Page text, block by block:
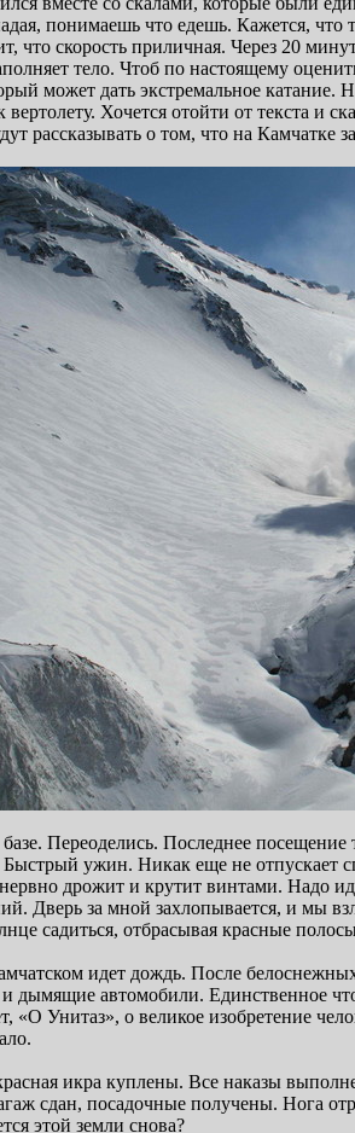
понимаешь что едешь. Кажется,
что скорость приличная. Через 20
тело. Чтоб по настоящему
может дать экстремальное
Хочется отойти от текста и
рассказывать о том, что на Камчатке
Переоделись. Последнее
Быстрый ужин. Никак еще не
дрожит и крутит винтами. Надо
Дверь за мной захлопывается, и мы
садиться, отбрасывая красные
идет дождь. После
дымящие автомобили. Единственное
«О Унитаз», о великое изобретение
икра куплены. Все наказы
сдан, посадочные получены. Нога
этой земли снова?